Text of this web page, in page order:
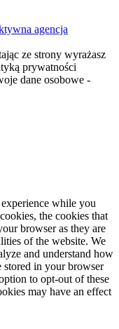
agencja
ze strony wyrażasz
prywatności
dane osobowe -
while you
the cookies that
browser as they are
of the website. We
and understand how
stored in your browser
to opt-out of these
may have an effect